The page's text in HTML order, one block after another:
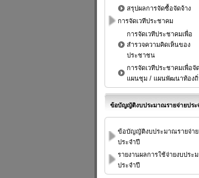
สรุปผลการจัดซื้อจัดจ้าง
การจัดเวทีประชาคม
การจัดเวทีประชาคมเพื่อ
สำรวจความคิดเห็นของ
ประชาชน
การจัดเวทีประชาคมเพื่อจั
แผนชุม / แผนพัฒนาท้อง
ข้อบัญญัติงบประมาณรายจ่ายประ
ข้อบัญญัติงบประมาณรายจ่าย
ประจำปี
รายงานผลการใช้จ่ายงบประ
ประจำปี